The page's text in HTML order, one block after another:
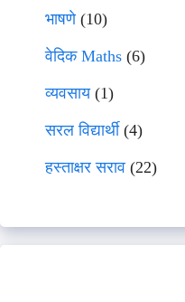
भाषणे(10)
वेदिक Maths (6)
व्यवसाय(1)
सरल विद्यार्थी(4)
हस्ताक्षर सराव (22)